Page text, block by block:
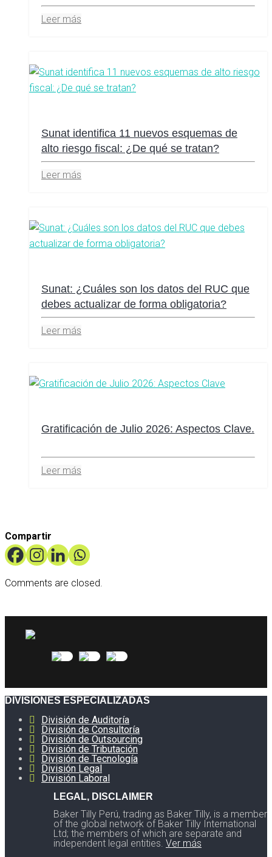
Leer más
Sunat identifica 11 nuevos esquemas de
alto riesgo fiscal: ¿De qué se tratan?
Leer más
Sunat: ¿Cuáles son los datos del RUC que
debes actualizar de forma obligatoria?
Leer más
Gratificación de Julio 2026: Aspectos Clave.
Leer más
Compartir
Comments are closed.
DIVISIONES ESPECIALIZADAS
División de Auditoría
División de Consultoría
División de Outsourcing
División de Tributación
División de Tecnología
División Legal
División Laboral
LEGAL, DISCLAIMER
Baker Tilly Perú, trading as Baker Tilly, is a member
of the global network of Baker Tilly International
Ltd; the members of which are separate and
independent legal entities. Ver más